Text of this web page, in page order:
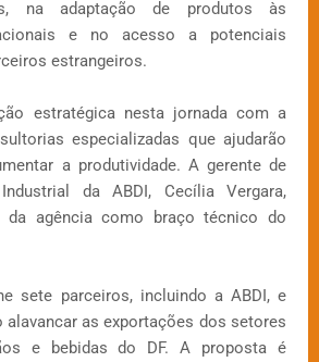
na adaptação de produtos às
e no acesso a potenciais
estrangeiros.
estratégica nesta jornada com a
especializadas que ajudarão
a produtividade. A gerente de
Industrial da ABDI, Cecília Vergara,
da agência como braço técnico do
sete parceiros, incluindo a ABDI, e
as exportações dos setores
e bebidas do DF. A proposta é